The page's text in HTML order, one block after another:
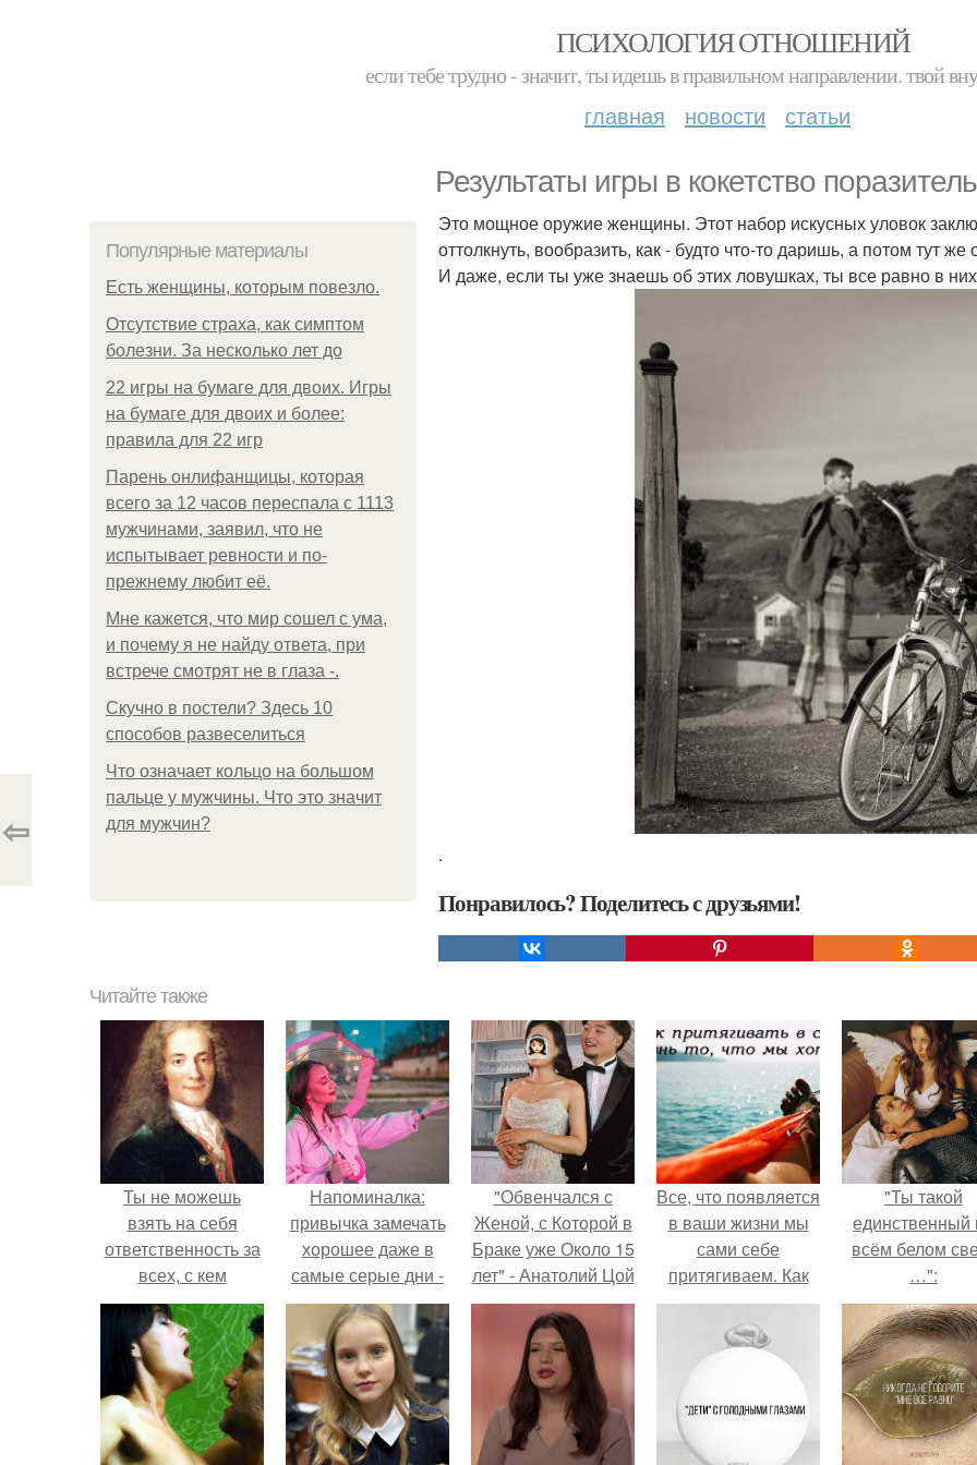
ПСИХОЛОГИЯ ОТНОШЕНИЙ
если тебе трудно - значит, ты идешь в правильном направлении. твой
главная новости статьи
Результаты игры в кокетство
Популярные материалы
Есть женщины, которым повезло.
Отсутствие страха, как симптом
болезни. За несколько лет до
22 игры на бумаге для двоих. Игры
на бумаге для двоих и более:
правила для 22 игр
Парень онлифанщицы, которая
всего за 12 часов переспала с 1113
мужчинами, заявил, что не
испытывает ревности и по-
прежнему любит её.
Мне кажется, что мир сошел с ума,
и почему я не найду ответа, при
встрече смотрят не в глаза -.
Скучно в постели? Здесь 10
способов развеселиться
Что означает кольцо на большом
пальце у мужчины. Что это значит
для мужчин?
Это мощное оружие женщины. Этот набор искусных уловок
оттолкнуть, вообразить, как - будто что-то даришь, а потом тут же
И даже, если ты уже знаешь об этих ловушках, ты все равно в
.
Понравилось? Поделитесь с друзьями!
⇦
Читайте также
Ты не можешь
взять на себя
ответственность за
всех, с кем
сталкивает тебя
судьба.
Напоминалка:
привычка замечать
хорошее даже в
самые серые дни -
это не очередная
сказка из книг по
саморазвитию.
"Обвенчался с
Женой, с Которой в
Браке уже Около 15
лет" - Анатолий Цой
удивил
поклонников
"тайной свадьбой".
Все, что появляется
в ваши жизни мы
сами себе
притягиваем. Как
притягивать в свою
жизнь то, что мы
хотим
"Ты такой
единственный
всём белом
…":